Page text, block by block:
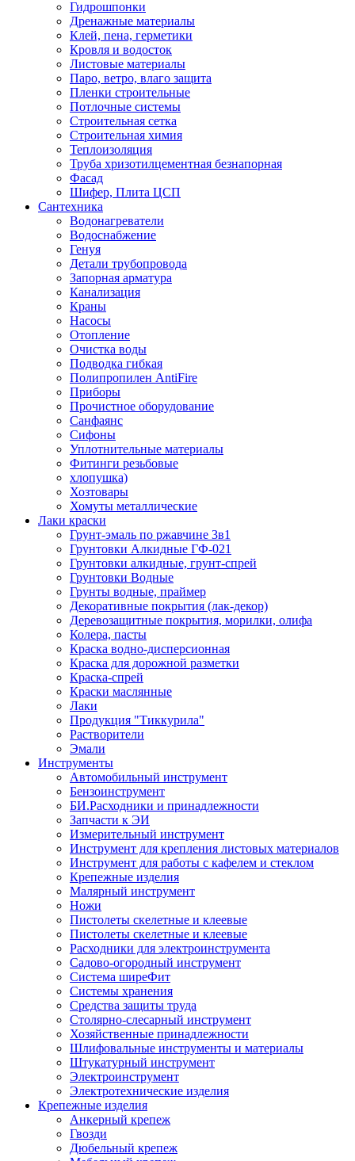
Гидрошпонки
Дренажные материалы
Клей, пена, герметики
Кровля и водосток
Листовые материалы
Паро, ветро, влаго защита
Пленки строительные
Потлочные системы
Строительная сетка
Строительная химия
Теплоизоляция
Труба хризотилцементная безнапорная
Фасад
Шифер, Плита ЦСП
Сантехника
Водонагреватели
Водоснабжение
Генуя
Детали трубопровода
Запорная арматура
Канализация
Краны
Насосы
Отопление
Очистка воды
Подводка гибкая
Полипропилен AntiFire
Приборы
Прочистное оборудование
Санфаянс
Сифоны
Уплотнительные материалы
Фитинги резьбовые
хлопушка)
Хозтовары
Хомуты металлические
Лаки краски
Грунт-эмаль по ржавчине 3в1
Грунтовки Алкидные ГФ-021
Грунтовки алкидные, грунт-спрей
Грунтовки Водные
Грунты водные, праймер
Декоративные покрытия (лак-декор)
Деревозащитные покрытия, морилки, олифа
Колера, пасты
Краска водно-дисперсионная
Краска для дорожной разметки
Краска-спрей
Краски маслянные
Лаки
Продукция "Тиккурила"
Растворители
Эмали
Инструменты
Автомобильный инструмент
Бензоинструмент
БИ.Расходники и принадлежности
Запчасти к ЭИ
Измерительный инструмент
Инструмент для крепления листовых материалов
Инструмент для работы с кафелем и стеклом
Крепежные изделия
Малярный инструмент
Ножи
Пистолеты скелетные и клеевые
Пистолеты скелетные и клеевые
Расходники для электроинструмента
Садово-огородный инструмент
Система ширеФит
Системы хранения
Средства защиты труда
Столярно-слесарный инструмент
Хозяйственные принадлежности
Шлифовальные инструменты и материалы
Штукатурный инструмент
Электроинструмент
Электротехнические изделия
Крепежные изделия
Анкерный крепеж
Гвозди
Дюбельный крепеж